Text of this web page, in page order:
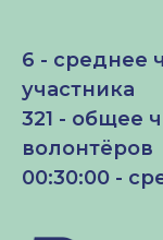
6 - среднее
участника
321 - общее
волонтёров
00:30:00 -